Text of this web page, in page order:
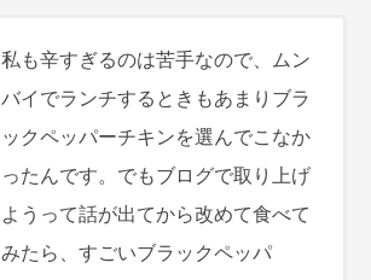
私も辛すぎるのは苦手なので、ムン
バイでランチするときもあまりブラ
ックペッパーチキンを選んでこなか
ったんです。でもブログで取り上げ
ようって話が出てから改めて食べて
みたら、すごいブラックペッパ